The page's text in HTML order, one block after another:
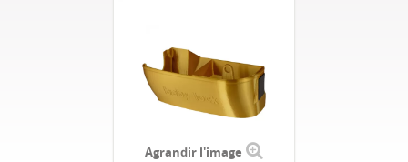
Agrandir l'image